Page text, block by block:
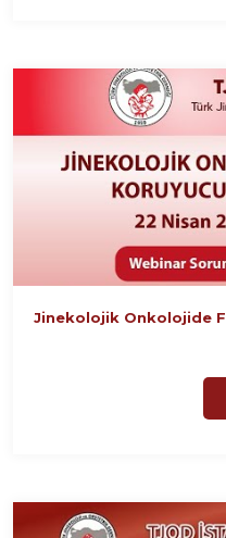
Jinekolojik Onkolojide